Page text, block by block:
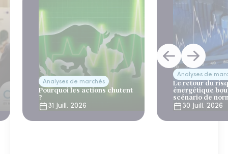
Analyses de marchés
Pourquoi les actions chutent
?
31 Juill. 2026
Analyses de
Le retour du
énergétique
scénario de
30 Juill. 2026